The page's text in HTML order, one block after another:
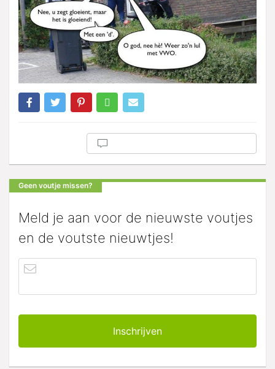
Geen voutje missen?
Meld je aan voor de nieuwste voutjes
en de voutste nieuwtjes!